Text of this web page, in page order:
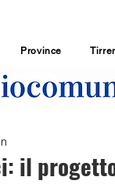
Province
il